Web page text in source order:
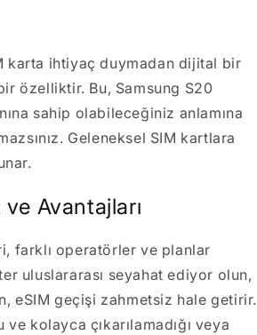
karta ihtiyaç duymadan dijital bir
özelliktir. Bu, Samsung S20
sahip olabileceğiniz anlamına
Geleneksel SIM kartlara
Avantajları
farklı operatörler ve planlar
uluslararası seyahat ediyor olun,
eSIM geçişi zahmetsiz hale getirir.
kolayca çıkarılamadığı veya